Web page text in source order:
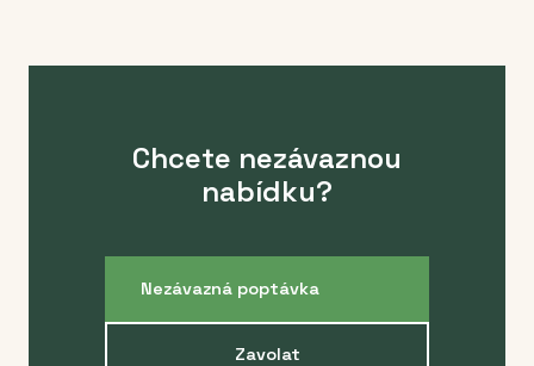
Chcete nezávaznou
nabídku?
Nezávazná poptávka
Zavolat